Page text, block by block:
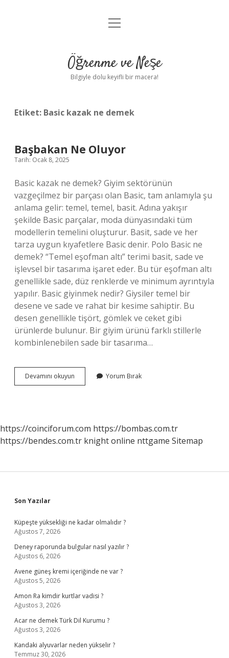
Anasayfa
Yasal Uyarı
menüyü
Öğrenme ve Neşe
Bilgiyle dolu keyifli bir macera!
Etiket: Basic kazak ne demek
Başbakan Ne Oluyor
Tarih: Ocak 8, 2025
Basic kazak ne demek? Giyim sektörünün
vazgeçilmez bir parçası olan Basic, tam anlamıyla şu
anlama gelir: temel, temel, basit. Adına yakışır
şekilde Basic parçalar, moda dünyasındaki tüm
modellerin temelini oluşturur. Basit, sade ve her
tarza uygun kıyafetlere Basic denir. Polo Basic ne
demek? “Temel eşofman altı” terimi basit, sade ve
işlevsel bir tasarıma işaret eder. Bu tür eşofman altı
genellikle sade, düz renklerde ve minimum ayrıntıyla
yapılır. Basic giyinmek nedir? Giysiler temel bir
desene ve sade ve rahat bir kesime sahiptir. Bu
desen genellikle tişört, gömlek ve ceket gibi
ürünlerde bulunur. Bir giyim ürünü farklı stillerle
kombinlenebilen sade bir tasarıma…
Devamını okuyun Başbakan
Ne
Yorum Bırak
https://coinciforum.com https://bombas.com.tr
https://bendes.com.tr knight online nttgame Sitemap
Sidebar
Son Yazılar
Küpeşte yüksekliği ne kadar olmalıdır ?
Ağustos 7, 2026
Deney raporunda bulgular nasıl yazılır ?
Ağustos 6, 2026
Avene güneş kremi içeriğinde ne var ?
Ağustos 5, 2026
Amon Ra kimdir kurtlar vadisi ?
Ağustos 3, 2026
Acar ne demek Türk Dil Kurumu ?
Ağustos 3, 2026
Kandaki alyuvarlar neden yükselir ?
Temmuz 30, 2026